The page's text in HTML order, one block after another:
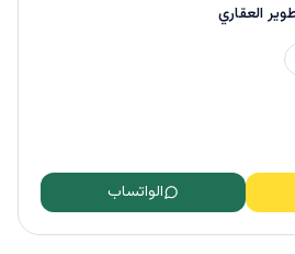
الواتساب